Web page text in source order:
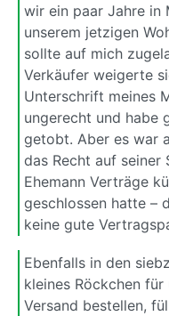
wir ein paar Jahre in
unserem jetzigen
sollte auf mich
Verkäufer weigerte
Unterschrift meines
ungerecht und habe
getobt. Aber es war
das Recht auf seiner
Ehemann Verträge
geschlossen hatte –
keine gute
Ebenfalls in den
kleines Röckchen
Versand bestellen,